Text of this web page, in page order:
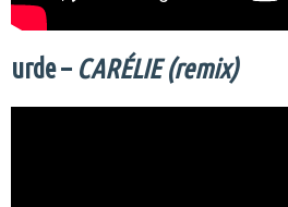
urde – CARÉLIE (remix)